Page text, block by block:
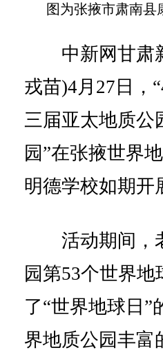
图为张掖市肃南县
中新网甘肃新
戎苗)4月27日，
三届亚太地质公
园”在张掖世界
明德学校如期开
活动期间，
园第53个世界
了“世界地球日”
界地质公园丰富